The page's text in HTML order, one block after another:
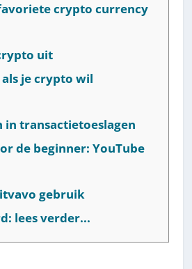
crypto currency
uit
als je crypto wil
in transactietoeslagen
de beginner: YouTube
gebruik
lees verder...